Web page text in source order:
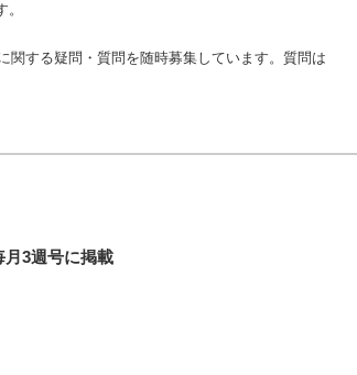
関する疑問・質問を随時募集しています。質問は
3週号に掲載